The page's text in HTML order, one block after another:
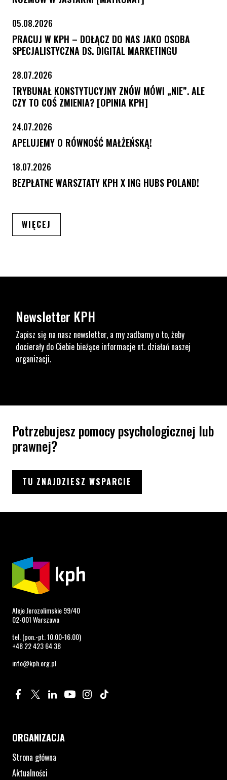
05.08.2026
PRACUJ W KPH – DOŁĄCZ DO NAS JAKO OSOBA
SPECJALISTYCZNA DS. DIGITAL MARKETINGU
28.07.2026
TRYBUNAŁ KONSTYTUCYJNY ZNÓW MÓWI „NIE”. ALE
CZY TO COŚ ZMIENIA? [OPINIA KPH]
24.07.2026
APELUJEMY O RÓWNOŚĆ MAŁŻEŃSKĄ!
18.07.2026
BEZPŁATNE WARSZTATY KPH X ING HUBS POLAND!
WIĘCEJ
Newsletter KPH
Zapisz się na nasz newsletter, a my zadbamy o to, żeby
docierały do Ciebie bieżące informacje nt. działań naszej
organizacji.
Potrzebujesz pomocy psychologicznej lub
prawnej?
TU ZNAJDZIESZ WSPARCIE
Aleje Jerozolimskie 99/40
02-001 Warszawa
tel. (pon.-pt. 10.00-16.00)
+48 22 423 64 38
info@kph.org.pl
Profil na Facebook. Strona otwiera się w nowym oknie.
Profil na Twitter. Strona otwiera się w nowym oknie.
Profil na LinkedIn. Strona otwiera się w nowym oknie.
Profil na YouTube. Strona otwiera się w nowym
Profil na Instagram. Strona otwiera się
ORGANIZACJA
Strona główna
Aktualności